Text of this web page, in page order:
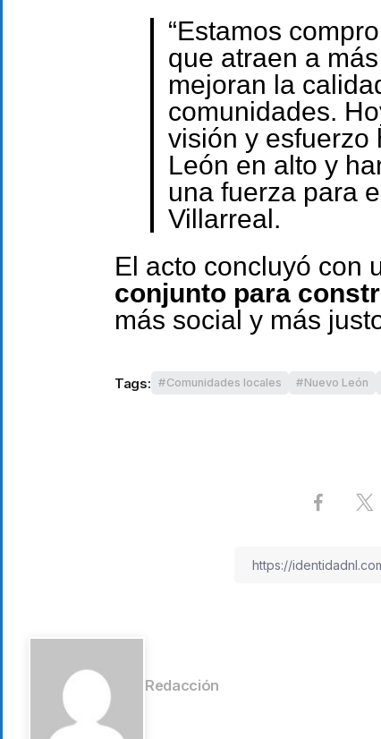
“Estamos
que atraen a
mejoran la
comunidades.
visión y esfuerzo
León en alto y
una fuerza para
Villarreal.
El acto concluyó con
conjunto para
más social y más
Tags: Comunidades locales Nuevo León
Redacción